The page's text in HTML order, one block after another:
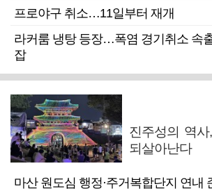
프로야구 취소…11일부터 재개
라커룸 냉탕 등장…폭염 경기취소 속
잡
진주성의 역
되살아난다
마산 원도심 행정·주거복합단지 연내